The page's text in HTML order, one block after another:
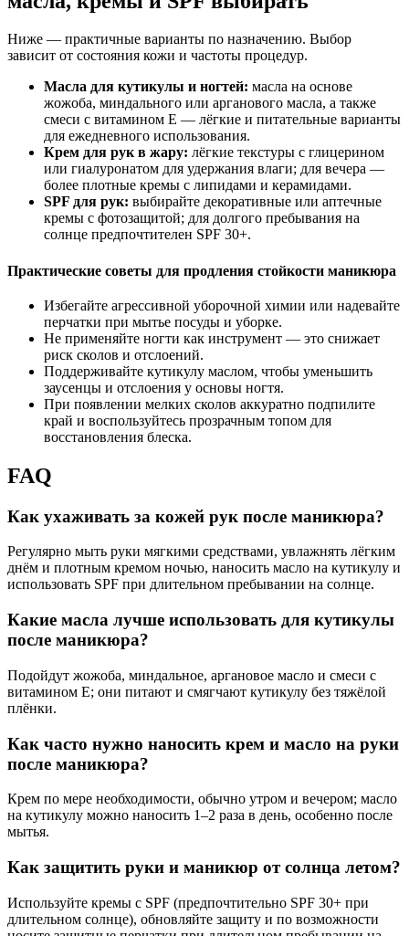
Ниже — практичные варианты по назначению. Выбор
зависит от состояния кожи и частоты процедур.
Масла для кутикулы и ногтей: масла на основе
жожоба, миндального или арганового масла, а также
смеси с витамином E — лёгкие и питательные варианты
для ежедневного использования.
Крем для рук в жару: лёгкие текстуры с глицерином
или гиалуронатом для удержания влаги; для вечера —
более плотные кремы с липидами и керамидами.
SPF для рук: выбирайте декоративные или аптечные
кремы с фотозащитой; для долгого пребывания на
солнце предпочтителен SPF 30+.
Практические советы для продления стойкости маникюра
Избегайте агрессивной уборочной химии или надевайте
перчатки при мытье посуды и уборке.
Не применяйте ногти как инструмент — это снижает
риск сколов и отслоений.
Поддерживайте кутикулу маслом, чтобы уменьшить
заусенцы и отслоения у основы ногтя.
При появлении мелких сколов аккуратно подпилите
край и воспользуйтесь прозрачным топом для
восстановления блеска.
FAQ
Как ухаживать за кожей рук после маникюра?
Регулярно мыть руки мягкими средствами, увлажнять лёгким
днём и плотным кремом ночью, наносить масло на кутикулу и
использовать SPF при длительном пребывании на солнце.
Какие масла лучше использовать для кутикулы
после маникюра?
Подойдут жожоба, миндальное, аргановое масло и смеси с
витамином E; они питают и смягчают кутикулу без тяжёлой
плёнки.
Как часто нужно наносить крем и масло на руки
после маникюра?
Крем по мере необходимости, обычно утром и вечером; масло
на кутикулу можно наносить 1–2 раза в день, особенно после
мытья.
Как защитить руки и маникюр от солнца летом?
Используйте кремы с SPF (предпочтительно SPF 30+ при
длительном солнце), обновляйте защиту и по возможности